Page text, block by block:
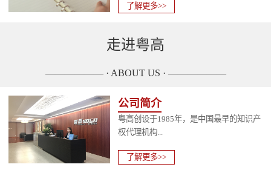
了解更多>>
走进粤高
—————— · ABOUT US · ——————
公司简介
粤高创设于1985年，是中国最早的知识产
权代理机构...
了解更多>>